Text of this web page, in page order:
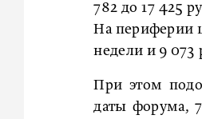
782 до 17 425
На периферии
недели и 9 073
При этом
даты форума,